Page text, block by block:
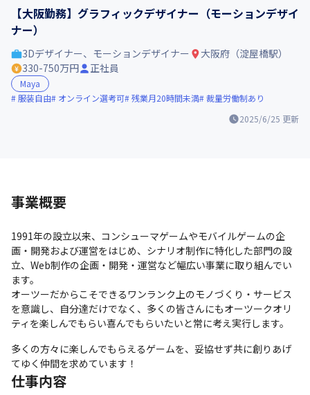
【大阪勤務】グラフィックデザイナー（モーションデザイ
ナー）
2025/6/25 更新
3Dデザイナー、モーションデザイナー
大阪府（淀屋橋駅）
330-750万円
正社員
Maya
服装自由
オンライン選考可 残業月20時間未満 裁量労働制あり
事業概要
1991年の設立以来、コンシューマゲームやモバイルゲームの企
画・開発および運営をはじめ、シナリオ制作に特化した部門の設
立、Web制作の企画・開発・運営など幅広い事業に取り組んでい
ます。
オーツーだからこそできるワンランク上のモノづくり・サービス
を意識し、自分達だけでなく、多くの皆さんにもオーツークオリ
ティを楽しんでもらい喜んでもらいたいと常に考え実行します。
多くの方々に楽しんでもらえるゲームを、妥協せず共に創りあげ
てゆく仲間を求めています！
仕事内容